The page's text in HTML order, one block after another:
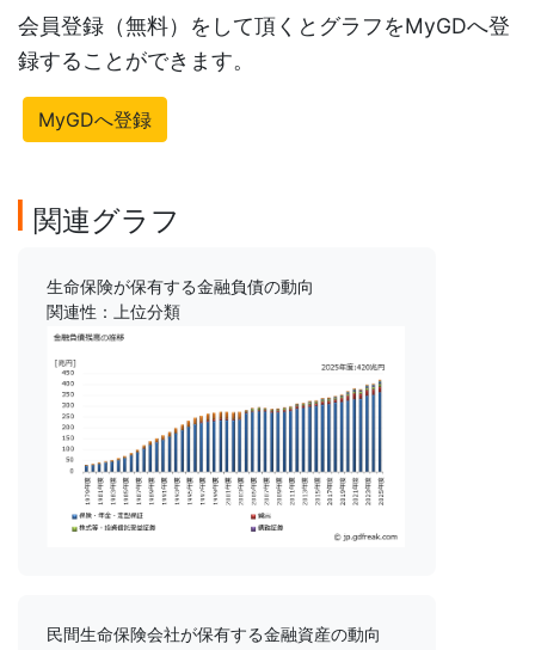
会員登録（無料）をして頂くとグラフをMyGDへ登
録することができます。
MyGDへ登録
関連グラフ
生命保険が保有する金融負債の動向
関連性：上位分類
民間生命保険会社が保有する金融資産の動向